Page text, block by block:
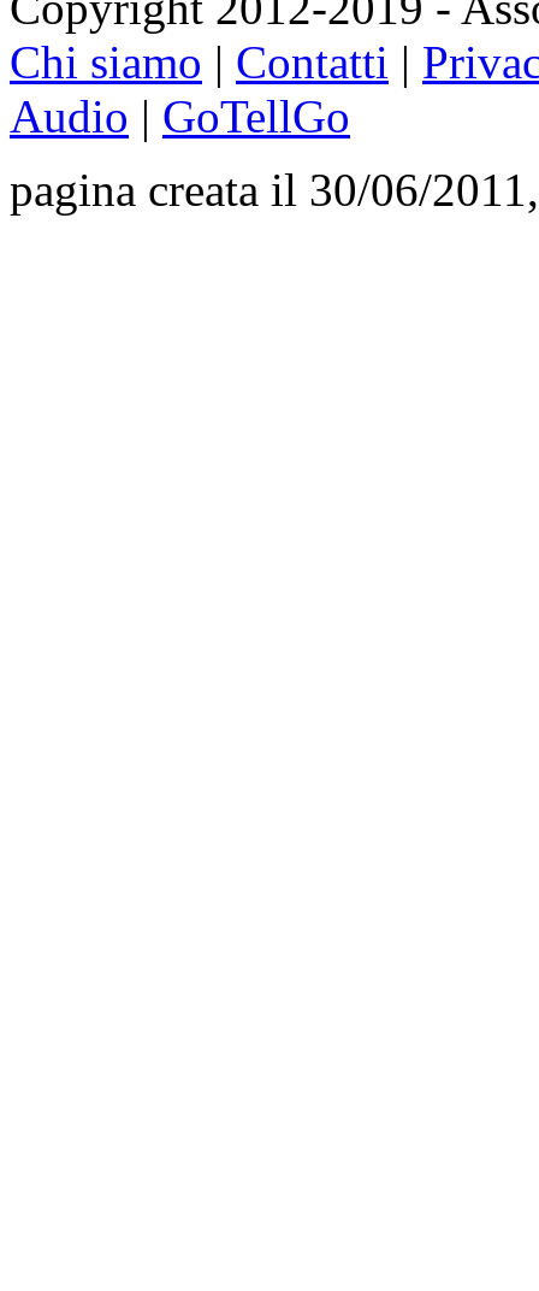
Chi siamo | Contatti |
Audio | GoTellGo
pagina creata il 30/06/